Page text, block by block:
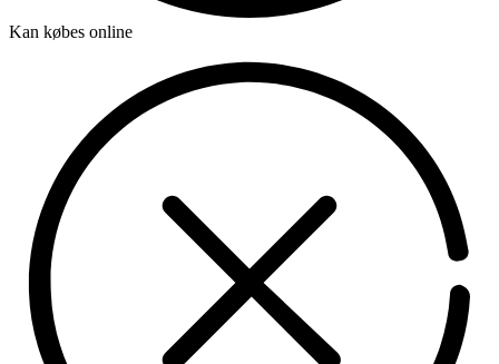
Kan købes online